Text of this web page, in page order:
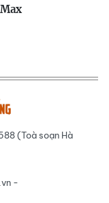
(Toà soạn Hà
-